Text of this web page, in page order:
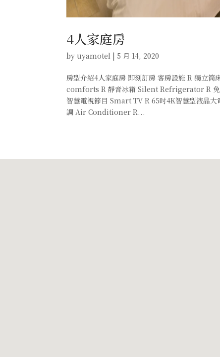
4人家庭房
by uyamotel | 5 月 14, 2020
房型介紹4人家庭房 即刻訂房 客房設施 R 獨
comforts R 靜音冰箱 Silent Refrigerator R
智慧電視節目 Smart TV R 65吋4K智慧型液晶大
調 Air Conditioner R...